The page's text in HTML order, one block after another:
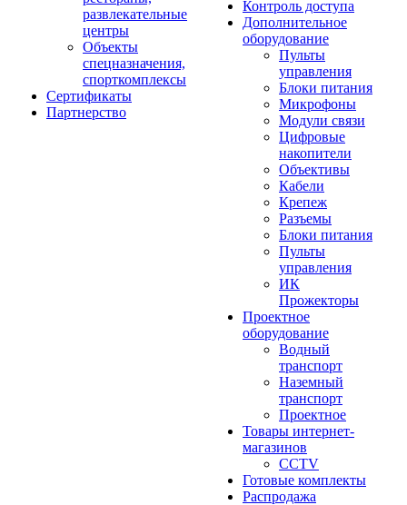
развлекательные
центры
Объекты
спецназначения,
спорткомплексы
Сертификаты
Партнерство
Контроль доступа
Дополнительное
оборудование
Пульты
управления
Блоки питания
Микрофоны
Модули связи
Цифровые
накопители
Объективы
Кабели
Крепеж
Разъемы
Блоки питания
Пульты
управления
ИК
Прожекторы
Проектное
оборудование
Водный
транспорт
Наземный
транспорт
Проектное
Товары интернет-
магазинов
CCTV
Готовые комплекты
Распродажа